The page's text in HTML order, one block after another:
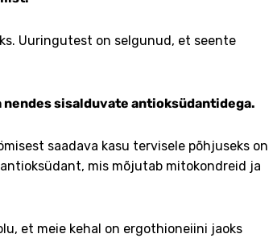
Uuringutest on selgunud, et seente
sisalduvate antioksüdantidega.
saadava kasu tervisele põhjuseks on
mis mõjutab mitokondreid ja
et meie kehal on ergothioneiini jaoks